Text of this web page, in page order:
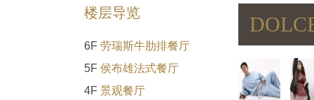
楼层导览
6F 劳瑞斯牛肋排餐厅
5F 侯布雄法式餐厅
4F 景观餐厅